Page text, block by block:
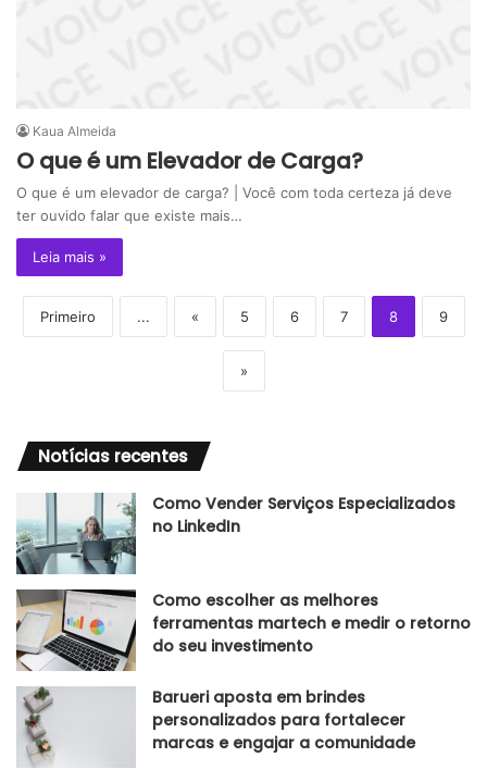
Kaua Almeida
O que é um Elevador de Carga?
O que é um elevador de carga? | Você com toda certeza já deve
ter ouvido falar que existe mais…
Leia mais »
Primeiro ... « 5 6 7 8 9
»
Notícias recentes
Como Vender Serviços Especializados
no LinkedIn
Como escolher as melhores
ferramentas martech e medir o retorno
do seu investimento
Barueri aposta em brindes
personalizados para fortalecer
marcas e engajar a comunidade